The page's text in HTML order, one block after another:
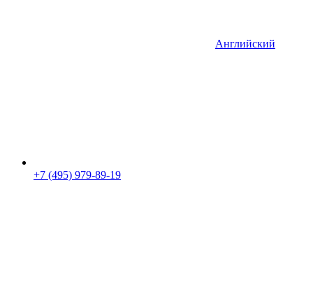
Английский
+7 (495) 979-89-19